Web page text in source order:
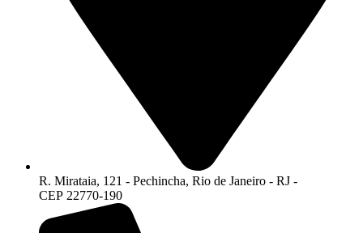
R. Mirataia, 121 - Pechincha, Rio de Janeiro - RJ -
CEP 22770-190